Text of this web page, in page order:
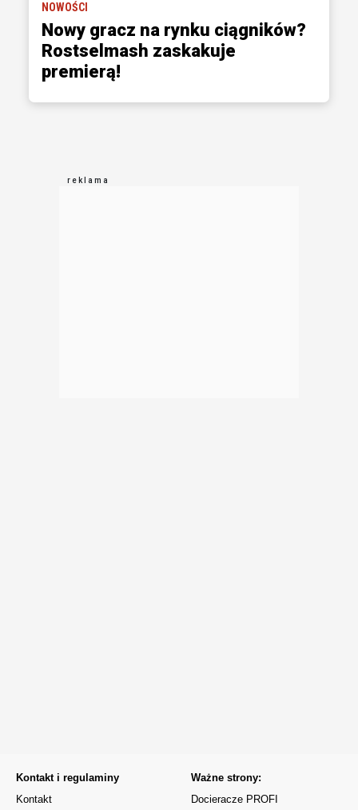
NOWOŚCI
Nowy gracz na rynku ciągników?
Rostselmash zaskakuje
premierą!
Kontakt i regulaminy
Kontakt
Ważne strony:
Docieracze PROFI